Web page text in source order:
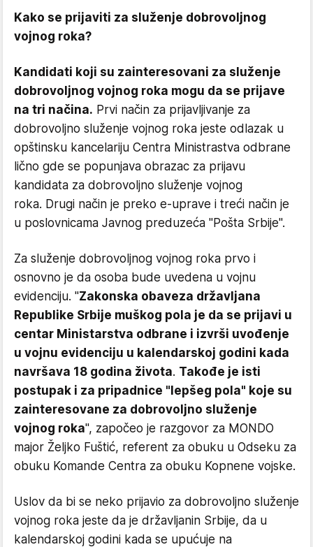
Kako se prijaviti za služenje dobrovoljnog
vojnog roka?
Kandidati koji su zainteresovani za služenje
dobrovoljnog vojnog roka mogu da se prijave
na tri načina. Prvi način za prijavljivanje za
dobrovoljno služenje vojnog roka jeste odlazak u
opštinsku kancelariju Centra Ministrastva odbrane
lično gde se popunjava obrazac za prijavu
kandidata za dobrovoljno služenje vojnog
roka. Drugi način je preko e-uprave i treći način je
u poslovnicama Javnog preduzeća "Pošta Srbije".
Za služenje dobrovoljnog vojnog roka prvo i
osnovno je da osoba bude uvedena u vojnu
evidenciju. "Zakonska obaveza državljana
Republike Srbije muškog pola je da se prijavi u
centar Ministarstva odbrane i izvrši uvođenje
u vojnu evidenciju u kalendarskoj godini kada
navršava 18 godina života. Takođe je isti
postupak i za pripadnice "lepšeg pola" koje su
zainteresovane za dobrovoljno služenje
vojnog roka", započeo je razgovor za MONDO
major Željko Fuštić, referent za obuku u Odseku za
obuku Komande Centra za obuku Kopnene vojske.
Uslov da bi se neko prijavio za dobrovoljno služenje
vojnog roka jeste da je državljanin Srbije, da u
kalendarskoj godini kada se upućuje na